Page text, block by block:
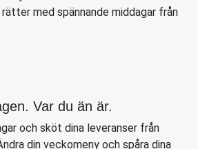
med spännande middagar från
Var du än är.
och sköt dina leveranser från
din veckomeny och spåra dina